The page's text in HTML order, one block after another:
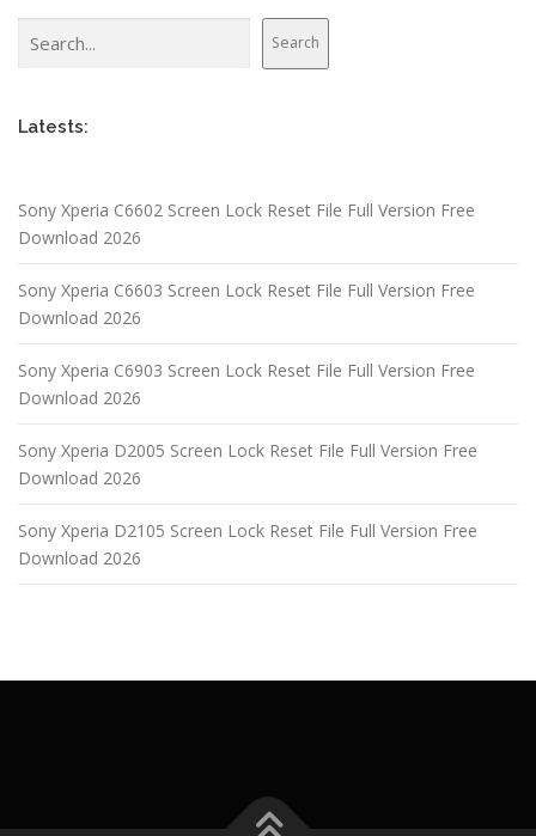
Search
Latests:
Sony Xperia C6602 Screen Lock Reset File Full Version Free
Download 2026
Sony Xperia C6603 Screen Lock Reset File Full Version Free
Download 2026
Sony Xperia C6903 Screen Lock Reset File Full Version Free
Download 2026
Sony Xperia D2005 Screen Lock Reset File Full Version Free
Download 2026
Sony Xperia D2105 Screen Lock Reset File Full Version Free
Download 2026